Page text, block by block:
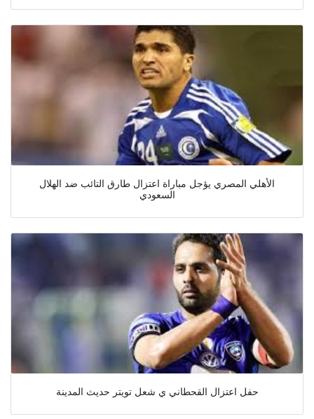
الأهلي المصري يؤجل مباراة اعتزال طارق التائب ضد الهلال
السعودي
حفل اعتزال القحطاني ي شعل تويتر حديث المدينة